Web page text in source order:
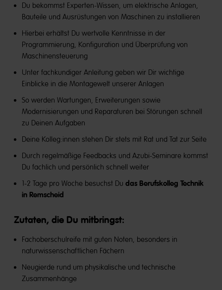
Du bekommst Experten-Wissen, um elektrische Anlagen,
Bauteile und Ausrüstungen von Maschinen zu installieren
Hierbei erhältst Du wertvolle Kenntnisse in der
Programmierung, Konfiguration und Überprüfung von
Maschinensteuerung
Unter fachkundiger Anleitung geben wir Dir wichtige
Einblicke in die Montagewelt unserer Anlagen
So werden Wartungen, Erweiterungen sowie
Modernisierungen und Reparaturen bei Störungen schnell
zu Deinen Aufgaben
Deine Kolleg:innen stehen Dir stets mit Rat und Tat zur Seite
Durch regelmäßige Feedbacks und Azubi-Seminare kommst
Du fachlich und persönlich schnell weiter
1-2 Tage pro Woche besuchst Du das Berufskolleg Technik
in Remscheid
Zutaten, die Du mitbringst:
Fachoberschulreife mit guten Noten, besonders in
naturwissenschaftlichen Fächern
Neugierde rund um physikalische und technische
Zusammenhänge